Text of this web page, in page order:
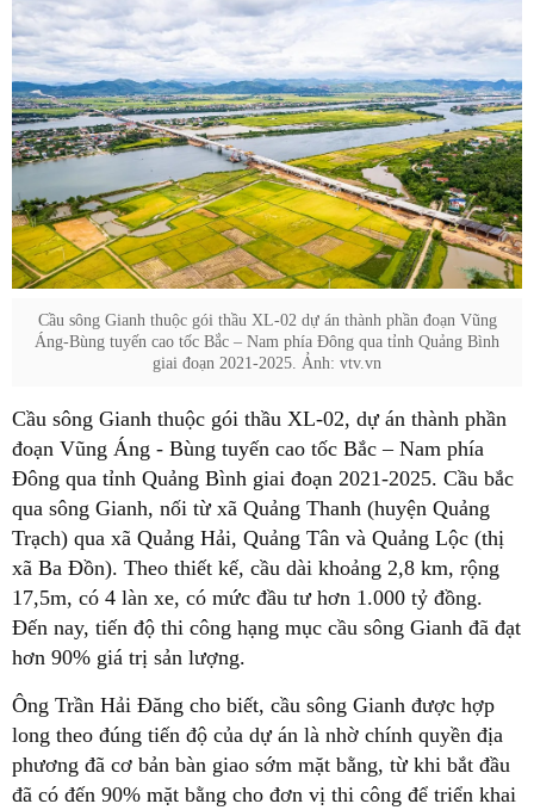
Cầu sông Gianh thuộc gói thầu XL-02 dự án thành phần đoạn Vũng
Áng-Bùng tuyến cao tốc Bắc – Nam phía Đông qua tỉnh Quảng Bình
giai đoạn 2021-2025. Ảnh: vtv.vn
Cầu sông Gianh thuộc gói thầu XL-02, dự án thành phần
đoạn Vũng Áng - Bùng tuyến cao tốc Bắc – Nam phía
Đông qua tỉnh Quảng Bình giai đoạn 2021-2025. Cầu bắc
qua sông Gianh, nối từ xã Quảng Thanh (huyện Quảng
Trạch) qua xã Quảng Hải, Quảng Tân và Quảng Lộc (thị
xã Ba Đồn). Theo thiết kế, cầu dài khoảng 2,8 km, rộng
17,5m, có 4 làn xe, có mức đầu tư hơn 1.000 tỷ đồng.
Đến nay, tiến độ thi công hạng mục cầu sông Gianh đã đạt
hơn 90% giá trị sản lượng.
Ông Trần Hải Đăng cho biết, cầu sông Gianh được hợp
long theo đúng tiến độ của dự án là nhờ chính quyền địa
phương đã cơ bản bàn giao sớm mặt bằng, từ khi bắt đầu
đã có đến 90% mặt bằng cho đơn vị thi công để triển khai